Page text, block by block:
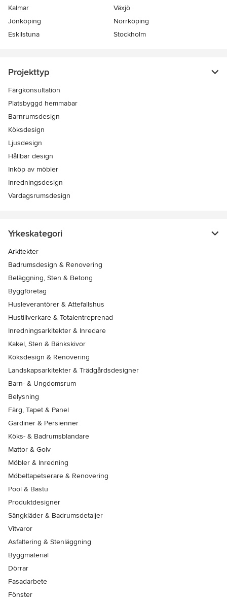
Kalmar
Växjö
Jönköping
Norrköping
Eskilstuna
Stockholm
Projekttyp
Färgkonsultation
Platsbyggd hemmabar
Barnrumsdesign
Köksdesign
Ljusdesign
Hållbar design
Inköp av möbler
Inredningsdesign
Vardagsrumsdesign
Yrkeskategori
Arkitekter
Badrumsdesign & Renovering
Beläggning, Sten & Betong
Byggföretag
Husleverantörer & Attefallshus
Hustillverkare & Totalentreprenad
Inredningsarkitekter & Inredare
Kakel, Sten & Bänkskivor
Köksdesign & Renovering
Landskapsarkitekter & Trädgårdsdesigner
Barn- & Ungdomsrum
Belysning
Färg, Tapet & Panel
Gardiner & Persienner
Köks- & Badrumsblandare
Mattor & Golv
Möbler & Inredning
Möbeltapetserare & Renovering
Pool & Bastu
Produktdesigner
Sängkläder & Badrumsdetaljer
Vitvaror
Asfaltering & Stenläggning
Byggmaterial
Dörrar
Fasadarbete
Fönster